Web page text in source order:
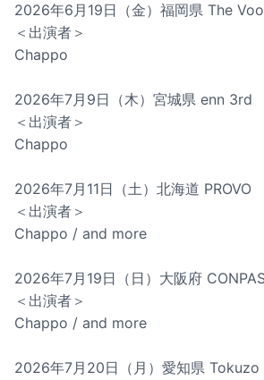
2026年6月19日（金）福岡県 The
＜出演者＞
Chappo
2026年7月9日（木）宮城県 enn 3rd
＜出演者＞
Chappo
2026年7月11日（土）北海道 PROVO
＜出演者＞
Chappo / and more
2026年7月19日（日）大阪府
＜出演者＞
Chappo / and more
2026年7月20日（月）愛知県 Tokuzo